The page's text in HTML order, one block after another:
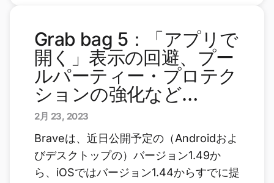
Grab bag 5：「アプリで
開く」表示の回避、プー
ルパーティー・プロテク
ションの強化など…
2月 23, 2023
Braveは、近日公開予定の（Androidおよ
びデスクトップの）バージョン1.49か
ら、iOSではバージョン1.44からすでに提